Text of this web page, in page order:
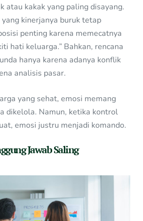
atau kakak yang paling disayang.
kinerjanya buruk tetap
penting karena memecatnya
hati keluarga.” Bahkan, rencana
hanya karena adanya konflik
analisis pasar.
yang sehat, emosi memang
dikelola. Namun, ketika kontrol
emosi justru menjadi komando.
Jawab Saling